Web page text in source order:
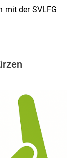
mit der SVLFG